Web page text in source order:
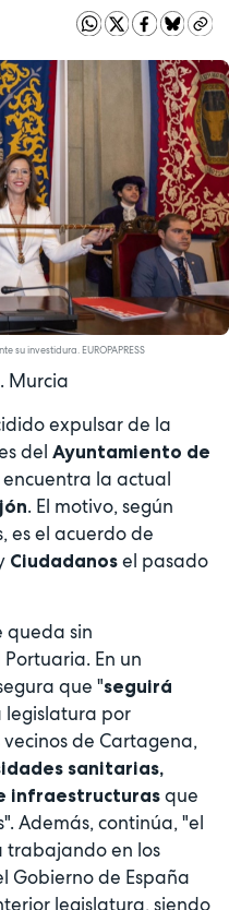
su investidura. EUROPAPRESS
Murcia
expulsar de la
del Ayuntamiento de
encuentra la actual
. El motivo, según
es el acuerdo de
Ciudadanos el pasado
queda sin
En un
que "seguirá
por
de Cartagena,
sanitarias,
infraestructurasque
Además, continúa, "el
trabajando en los
Gobierno de España
legislatura, siendo